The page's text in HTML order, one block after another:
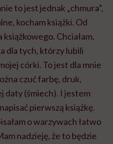
to jest jednak „chmura”,
kocham książki. Od
Chciałam,
dla tych, którzy lubili
córki. To jest dla mnie
czuć farbę, druk,
daty (śmiech). I jestem
pierwszą książkę.
o warzywach łatwo
nadzieję, że to będzie